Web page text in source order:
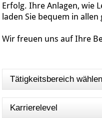
Erfolg. Ihre Anlagen, wie
laden Sie bequem in
Wir freuen uns auf Ihre
Tätigkeitsbereich wählen
Karrierelevel